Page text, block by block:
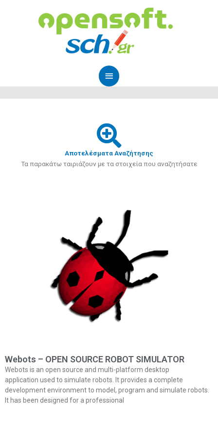
περιεχόμενο
Μενού
Αποτελέσματα Αναζήτησης
Τα παρακάτω ταιριάζουν με τα στοιχεία που αναζητήσατε
Webots – OPEN SOURCE ROBOT SIMULATOR
Webots is an open source and multi-platform desktop
application used to simulate robots. It provides a complete
development environment to model, program and simulate robots.
It has been designed for a professional